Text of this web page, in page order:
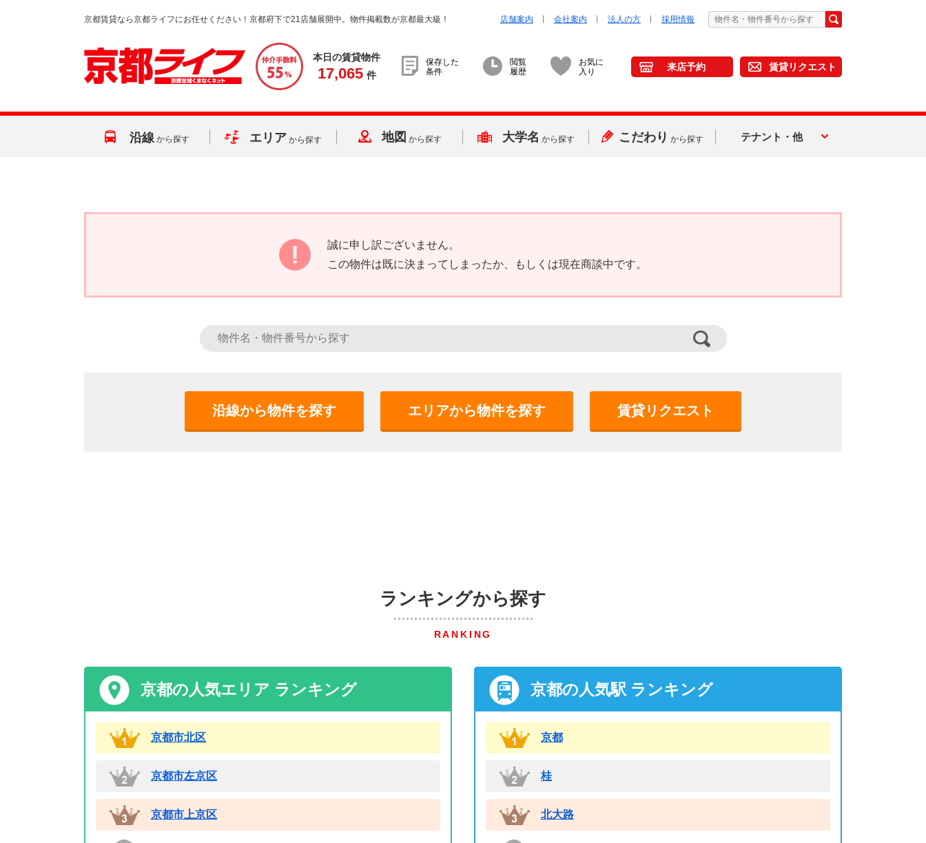
京都賃貸なら京都ライフにお任せください！京都府下で21店舗展開中。物件掲載数が京都最大級！ 店舗案内 会社案内 法人の方 採用情報
本日の賃貸物件
17,065 件
保存した
条件
閲覧
履歴
お気に
入り
来店予約 賃貸リクエスト
沿線 から探す エリア から探す 地図 から探す 大学名 から探す こだわり から探す テナント・他
誠に申し訳ございません。
この物件は既に決まってしまったか、もしくは現在商談中です。
沿線から物件を探す エリアから物件を探す 賃貸リクエスト
ランキングから探す
RANKING
京都の人気エリア ランキング
京都市北区
京都市左京区
京都市上京区
京都の人気駅 ランキング
京都
桂
北大路